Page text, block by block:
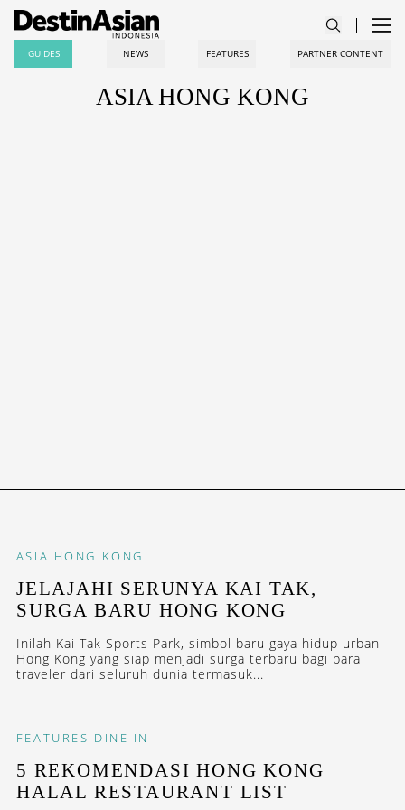
GUIDES NEWS FEATURES PARTNER CONTENT
ASIA HONG KONG
ASIA HONG KONG
JELAJAHI SERUNYA KAI TAK,
SURGA BARU HONG KONG
Inilah Kai Tak Sports Park, simbol baru gaya hidup urban
Hong Kong yang siap menjadi surga terbaru bagi para
traveler dari seluruh dunia termasuk...
FEATURES DINE IN
5 REKOMENDASI HONG KONG
HALAL RESTAURANT LIST